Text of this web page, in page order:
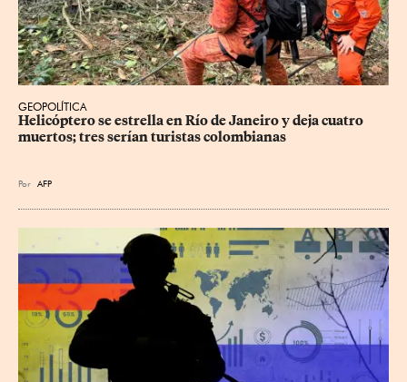
GEOPOLÍTICA
Helicóptero se estrella en Río de Janeiro y deja cuatro
muertos; tres serían turistas colombianas
Por AFP